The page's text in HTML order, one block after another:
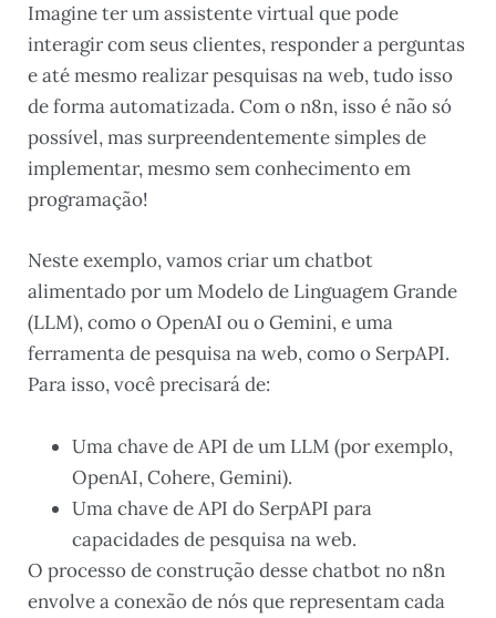
Imagine ter um assistente virtual que pode
interagir com seus clientes, responder a perguntas
e até mesmo realizar pesquisas na web, tudo isso
de forma automatizada. Com o n8n, isso é não só
possível, mas surpreendentemente simples de
implementar, mesmo sem conhecimento em
programação!
Neste exemplo, vamos criar um chatbot
alimentado por um Modelo de Linguagem Grande
(LLM), como o OpenAI ou o Gemini, e uma
ferramenta de pesquisa na web, como o SerpAPI.
Para isso, você precisará de:
Uma chave de API de um LLM (por exemplo,
OpenAI, Cohere, Gemini).
Uma chave de API do SerpAPI para
capacidades de pesquisa na web.
O processo de construção desse chatbot no n8n
envolve a conexão de nós que representam cada